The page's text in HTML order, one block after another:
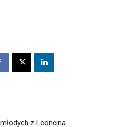
z Leoncina